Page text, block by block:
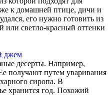
к домашней птице, дичи и
его нужно готовить из
или светло-красный оттенки
джем
десерты. Например,
получают путем уваривания
сиропа. В
хранится год. Похожий